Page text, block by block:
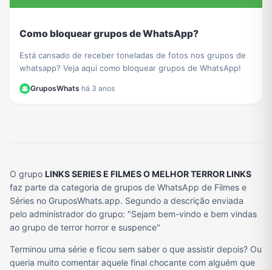
Como bloquear grupos de WhatsApp?
Está cansado de receber toneladas de fotos nos grupos de
whatsapp? Veja aqui como bloquear grupos de WhatsApp!
GruposWhats·há 3 anos
O grupo LINKS SERIES E FILMES O MELHOR TERROR LINKS
faz parte da categoria de grupos de WhatsApp de Filmes e
Séries no GruposWhats.app. Segundo a descrição enviada
pelo administrador do grupo: "Sejam bem-vindo e bem vindas
ao grupo de terror horror e suspence"
Terminou uma série e ficou sem saber o que assistir depois? Ou
queria muito comentar aquele final chocante com alguém que